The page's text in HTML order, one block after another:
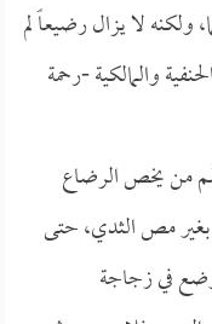
ولكنه لا يزال رضيعاً لم
والمالكية -رحمة
من يخص الرضاع
مص الثدي، حتى
في زجاجة